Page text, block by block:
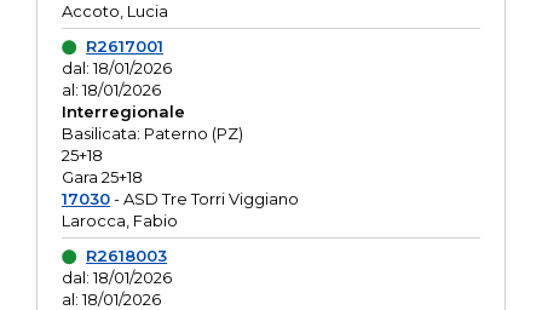
Accoto, Lucia
R2617001
dal: 18/01/2026
al: 18/01/2026
Interregionale
Basilicata: Paterno (PZ)
25+18
Gara 25+18
17030- ASD Tre Torri Viggiano
Larocca, Fabio
R2618003
dal: 18/01/2026
al: 18/01/2026